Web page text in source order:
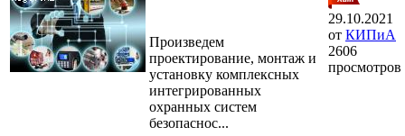
Произведем
проектирование, монтаж и
установку комплексных
интегрированных
охранных систем
безопаснос...
29.10.2021
от КИПиА
2606
просмотров